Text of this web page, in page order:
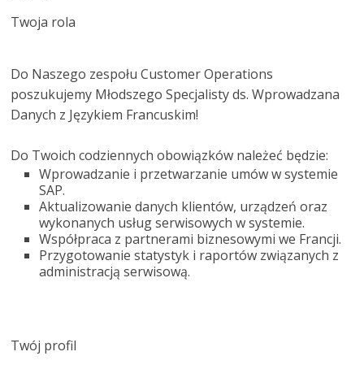
Twoja rola
Do Naszego zespołu Customer Operations
poszukujemy Młodszego Specjalisty ds. Wprowadzana
Danych z Językiem Francuskim!
Do Twoich codziennych obowiązków należeć będzie:
Wprowadzanie i przetwarzanie umów w systemie
SAP.
Aktualizowanie danych klientów, urządzeń oraz
wykonanych usług serwisowych w systemie.
Współpraca z partnerami biznesowymi we Francji.
Przygotowanie statystyk i raportów związanych z
administracją serwisową.
Twój profil